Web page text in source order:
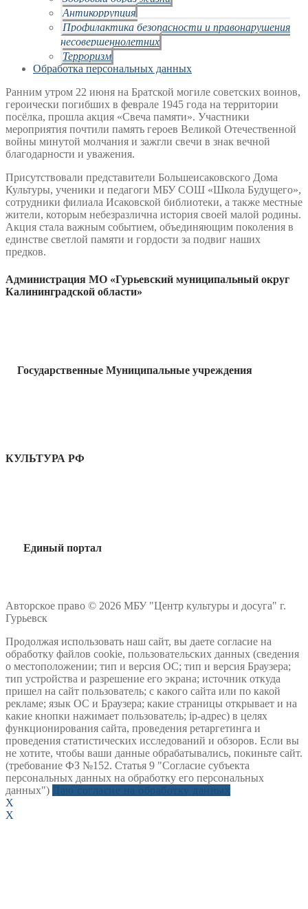
Антикоррупция
Профилактика безопасности и правонарушения
несовершеннолетних
Терроризм
Обработка персональных данных
Ранним утром 22 июня на Братской могиле советских воинов,
героически погибших в феврале 1945 года на территории
посёлка, прошла акция «Свеча памяти». Участники
мероприятия почтили память героев Великой Отечественной
войны минутой молчания и зажгли свечи в знак вечной
благодарности и уважения.
Присутствовали представители Большеисаковского Дома
Культуры, ученики и педагоги МБУ СОШ «Школа Будущего»,
сотрудники филиала Исаковской библиотеки, а также местные
жители, которым небезразлична история своей малой родины.
Акция стала важным событием, объединяющим поколения в
единстве светлой памяти и гордости за подвиг наших
предков.
Администрация МО «Гурьевский муниципальный округ
Калининградской области»
Государственные Муниципальные учреждения
КУЛЬТУРА РФ
Единый портал
Авторское право © 2026 МБУ "Центр культуры и досуга" г.
Гурьевск
Продолжая использовать наш сайт, вы даете согласие на
обработку файлов cookie, пользовательских данных (сведения
о местоположении; тип и версия ОС; тип и версия Браузера;
тип устройства и разрешение его экрана; источник откуда
пришел на сайт пользователь; с какого сайта или по какой
рекламе; язык ОС и Браузера; какие страницы открывает и на
какие кнопки нажимает пользователь; ip-адрес) в целях
функционирования сайта, проведения ретаргетинга и
проведения статистических исследований и обзоров. Если вы
не хотите, чтобы ваши данные обрабатывались, покиньте сайт.
(требование ФЗ №152. Статья 9 "Согласие субъекта
персональных данных на обработку его персональных
данных")
X
X